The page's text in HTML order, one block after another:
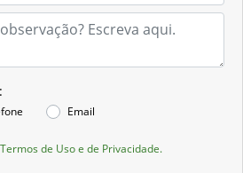
Email
de Uso e de Privacidade.